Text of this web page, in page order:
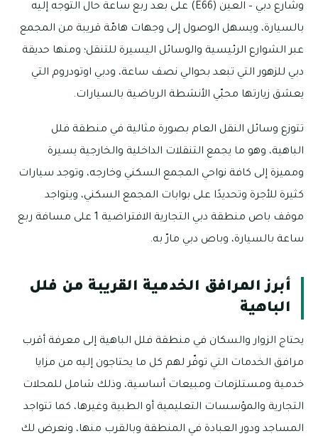
وشارع دبي – العين (E66) على بعد ربع ساعة حال التوجه إليه
بالسيارة، ويسهل الوصول إلى وجهات هامّة قريبة من المجمع
عبر الشوارع الرئيسية والوسائل اليسيرة للتنقل؛ ومنها حديقة
دبي للزهور التي تبعد بحوالي نصف ساعة، ودبي اوتودروم التي
يعشق زيارتها محبّي الأنشطة الرياضية بالسيارات.
تتوزع وسائل النقل العام بصورة مثالية في منطقة فلل
الباهية، وهو ما يجمع التنقلات الداخلية والخارجية يسيرة
ومميزة إلى كافة نواحي المجمع السكني وخارجه، وتوجد سيارات
كثيرة للأجرة وتحديدًا على بوابات المجمع السكني، ويتواجد
موقف باص منطقة دبي التجارية الافتراضية 1 على مسافة ربع
ساعة بالسيارة، وباص دبي مارّ به.
أبرز المرافق الخدمية القريبة من فلل
الباهية
يحتاج الزوار والسكان في منطقة فلل الباهية إلى معرفة أقرب
مرافق الخدمات التي توفّر لهم كل ما يحتاجون إليه من مزايا
خدمية ومستلزمات ومبيعات أساسية، وذلك شامل للمحلات
التجارية والمؤسسات التعليمية أو الطبية وغيرها، كما تتواجد
المساجد ودور العبادة في المنطقة وبالقرب منها، ونعرض لك